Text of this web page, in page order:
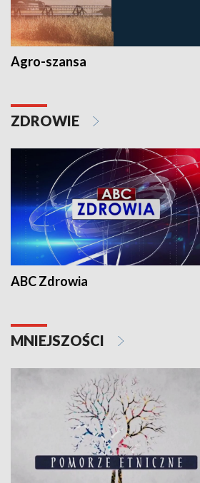
Agro-szansa
ZDROWIE
ABC Zdrowia
MNIEJSZOŚCI